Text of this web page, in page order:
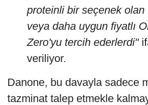
proteinli bir seçenek
veya daha uygun fiyatlı
Zero'yu tercih ederlerdi"
veriliyor.
Danone, bu davayla sadece
tazminat talep etmekle